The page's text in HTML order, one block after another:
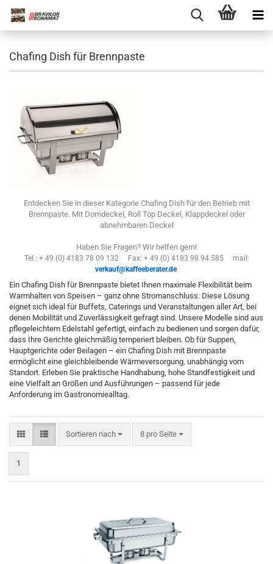
Chafing Dish für Brennpaste
Entdecken Sie in dieser Kategorie Chafing Dish für den Betrieb mit
Brennpaste. Mit Domdeckel, Roll Top Deckel, Klappdeckel oder
abnehmbaren Deckel
Haben Sie Fragen? Wir helfen gern!
Tel.: + 49 (0) 4183 78 09 132 Fax: + 49 (0) 4183 98 94 585 mail:
verkauf@kaffeeberater.de
Ein Chafing Dish für Brennpaste bietet Ihnen maximale Flexibilität beim
Warmhalten von Speisen – ganz ohne Stromanschluss. Diese Lösung
eignet sich ideal für Buffets, Caterings und Veranstaltungen aller Art, bei
denen Mobilität und Zuverlässigkeit gefragt sind. Unsere Modelle sind aus
pflegeleichtem Edelstahl gefertigt, einfach zu bedienen und sorgen dafür,
dass Ihre Gerichte gleichmäßig temperiert bleiben. Ob für Suppen,
Hauptgerichte oder Beilagen – ein Chafing Dish mit Brennpaste
ermöglicht eine gleichbleibende Wärmeversorgung, unabhängig vom
Standort. Erleben Sie praktische Handhabung, hohe Standfestigkeit und
eine Vielfalt an Größen und Ausführungen – passend für jede
Anforderung im Gastronomiealltag.
Sortieren nach
Sortieren nach 8 pro Seite
pro Seite
1